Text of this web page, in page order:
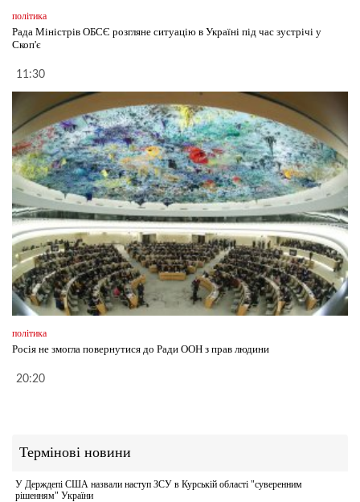
політика
Рада Міністрів ОБСЄ розгляне ситуацію в Україні під час зустрічі у
Скоп'є
11:30
політика
Росія не змогла повернутися до Ради ООН з прав людини
20:20
Термінові новини
У Держдепі США назвали наступ ЗСУ в Курській області "суверенним
рішенням" України